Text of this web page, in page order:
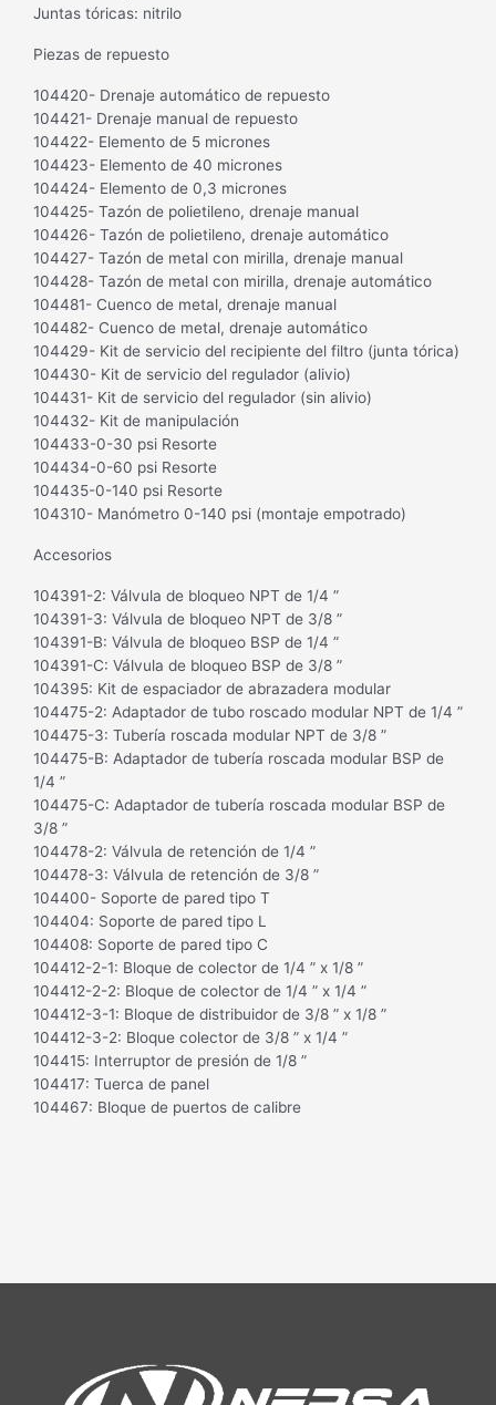
Juntas tóricas: nitrilo
Piezas de repuesto
104420- Drenaje automático de repuesto
104421- Drenaje manual de repuesto
104422- Elemento de 5 micrones
104423- Elemento de 40 micrones
104424- Elemento de 0,3 micrones
104425- Tazón de polietileno, drenaje manual
104426- Tazón de polietileno, drenaje automático
104427- Tazón de metal con mirilla, drenaje manual
104428- Tazón de metal con mirilla, drenaje automático
104481- Cuenco de metal, drenaje manual
104482- Cuenco de metal, drenaje automático
104429- Kit de servicio del recipiente del filtro (junta tórica)
104430- Kit de servicio del regulador (alivio)
104431- Kit de servicio del regulador (sin alivio)
104432- Kit de manipulación
104433-0-30 psi Resorte
104434-0-60 psi Resorte
104435-0-140 psi Resorte
104310- Manómetro 0-140 psi (montaje empotrado)
Accesorios
104391-2: Válvula de bloqueo NPT de 1/4 ”
104391-3: Válvula de bloqueo NPT de 3/8 ”
104391-B: Válvula de bloqueo BSP de 1/4 ”
104391-C: Válvula de bloqueo BSP de 3/8 ”
104395: Kit de espaciador de abrazadera modular
104475-2: Adaptador de tubo roscado modular NPT de 1/4 ”
104475-3: Tubería roscada modular NPT de 3/8 ”
104475-B: Adaptador de tubería roscada modular BSP de
1/4 ”
104475-C: Adaptador de tubería roscada modular BSP de
3/8 ”
104478-2: Válvula de retención de 1/4 ”
104478-3: Válvula de retención de 3/8 ”
104400- Soporte de pared tipo T
104404: Soporte de pared tipo L
104408: Soporte de pared tipo C
104412-2-1: Bloque de colector de 1/4 ” x 1/8 ”
104412-2-2: Bloque de colector de 1/4 ” x 1/4 ”
104412-3-1: Bloque de distribuidor de 3/8 ” x 1/8 ”
104412-3-2: Bloque colector de 3/8 ” x 1/4 ”
104415: Interruptor de presión de 1/8 ”
104417: Tuerca de panel
104467: Bloque de puertos de calibre